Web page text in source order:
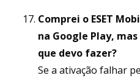
Comprei o ESET
na Google Play,
que devo fazer?
Se a ativação falhar